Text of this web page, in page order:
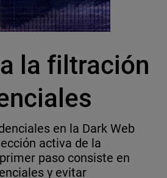
la filtración
en la Dark Web
activa de la
paso consiste en
y evitar